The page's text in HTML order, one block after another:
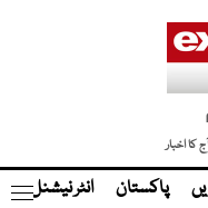
کا اخبار
پاکستان انٹر نیشنل